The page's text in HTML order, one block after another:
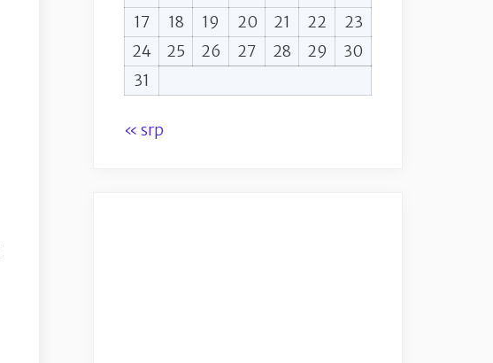
17
18 19 20 21 22
23
24
25 26 27 28 29
30
31
« srp